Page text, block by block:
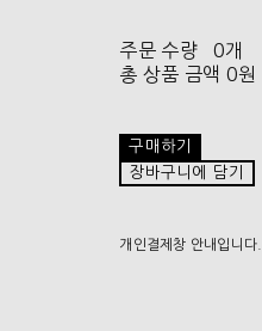
주문 수량
0개
총 상품 금액 0원
구매하기
장바구니에 담기
개인결제창 안내입니다.